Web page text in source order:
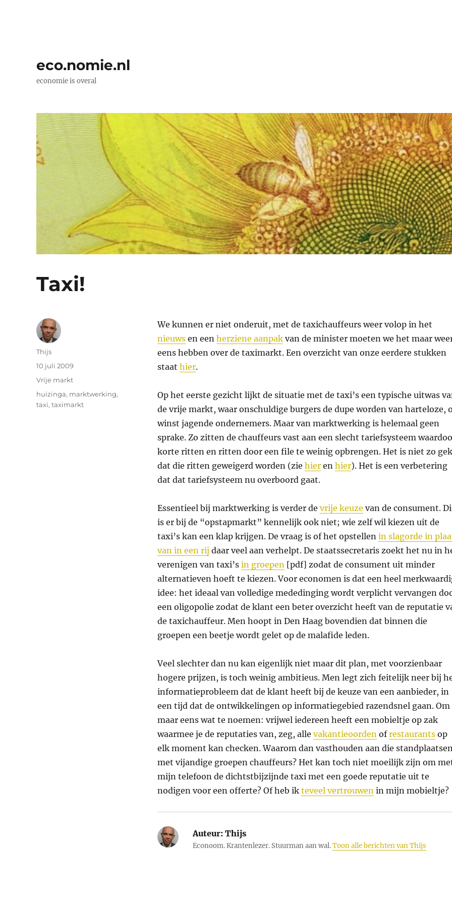
eco.nomie.nl
economie is overal
Taxi!
We kunnen er niet onderuit, met de taxichauffeurs weer volop in het
nieuws en een herziene aanpak van de minister moeten we het maar
eens hebben over de taximarkt. Een overzicht van onze eerdere stukken
staat hier.
Op het eerste gezicht lijkt de situatie met de taxi’s een typische uitwas
de vrije markt, waar onschuldige burgers de dupe worden van harteloze,
winst jagende ondernemers. Maar van marktwerking is helemaal geen
sprake. Zo zitten de chauffeurs vast aan een slecht tariefsysteem
korte ritten en ritten door een file te weinig opbrengen. Het is niet zo gek
dat die ritten geweigerd worden (zie hier en hier). Het is een verbetering
dat dat tariefsysteem nu overboord gaat.
Essentieel bij marktwerking is verder de vrije keuze van de consument.
is er bij de “opstapmarkt” kennelijk ook niet; wie zelf wil kiezen uit de
taxi’s kan een klap krijgen. De vraag is of het opstellen in slagorde in
van in een rij daar veel aan verhelpt. De staatssecretaris zoekt het nu in
verenigen van taxi’s in groepen [pdf] zodat de consument uit minder
alternatieven hoeft te kiezen. Voor economen is dat een heel
idee: het ideaal van volledige mededinging wordt verplicht vervangen
een oligopolie zodat de klant een beter overzicht heeft van de reputatie
de taxichauffeur. Men hoopt in Den Haag bovendien dat binnen die
groepen een beetje wordt gelet op de malafide leden.
Veel slechter dan nu kan eigenlijk niet maar dit plan, met voorzienbaar
hogere prijzen, is toch weinig ambitieus. Men legt zich feitelijk neer bij
informatieprobleem dat de klant heeft bij de keuze van een aanbieder, in
een tijd dat de ontwikkelingen op informatiegebied razendsnel gaan. Om
maar eens wat te noemen: vrijwel iedereen heeft een mobieltje op zak
waarmee je de reputaties van, zeg, alle vakantieoorden ofrestaurants op
elk moment kan checken. Waarom dan vasthouden aan die
met vijandige groepen chauffeurs? Het kan toch niet moeilijk zijn om
mijn telefoon de dichtstbijzijnde taxi met een goede reputatie uit te
nodigen voor een offerte? Of heb ik teveel vertrouwen in mijn mobieltje?
Auteur: Thijs
Econoom. Krantenlezer. Stuurman aan wal.Toon alle berichten van Thijs
Auteur
Thijs
Geplaatst
op
10 juli 2009
Categorieën
Vrije markt
Tags
huizinga, marktwerking,
taxi, taximarkt